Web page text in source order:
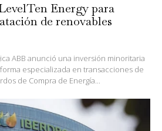
Energy para
de renovables
ABB anunció una inversión minoritaria
especializada en transacciones de
de Compra de Energía...